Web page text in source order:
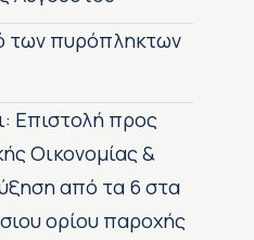
των πυρόπληκτων
Επιστολή προς
Οικονομίας &
από τα 6 στα
ορίου παροχής